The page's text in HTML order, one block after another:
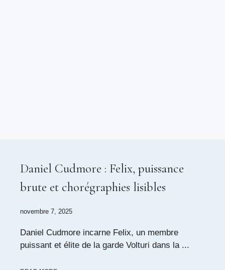
Daniel Cudmore : Felix, puissance
brute et chorégraphies lisibles
novembre 7, 2025
Daniel Cudmore incarne Felix, un membre
puissant et élite de la garde Volturi dans la ...